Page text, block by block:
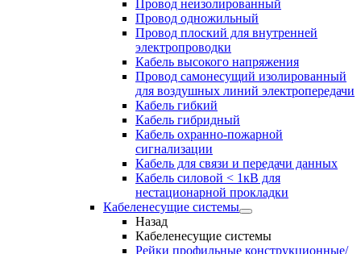
Провод неизолированный
Провод одножильный
Провод плоский для внутренней
электропроводки
Кабель высокого напряжения
Провод самонесущий изолированный
для воздушных линий электропередачи
Кабель гибкий
Кабель гибридный
Кабель охранно-пожарной
сигнализации
Кабель для связи и передачи данных
Кабель силовой < 1кВ для
нестационарной прокладки
Кабеленесущие системы
Назад
Кабеленесущие системы
Рейки профильные конструкционные/